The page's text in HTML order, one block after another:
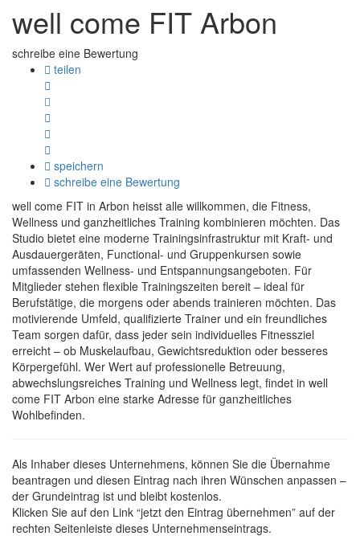
well come FIT Arbon
schreibe eine Bewertung
teilen
speichern
schreibe eine Bewertung
well come FIT in Arbon heisst alle willkommen, die Fitness,
Wellness und ganzheitliches Training kombinieren möchten. Das
Studio bietet eine moderne Trainingsinfrastruktur mit Kraft- und
Ausdauergeräten, Functional- und Gruppenkursen sowie
umfassenden Wellness- und Entspannungsangeboten. Für
Mitglieder stehen flexible Trainingszeiten bereit – ideal für
Berufstätige, die morgens oder abends trainieren möchten. Das
motivierende Umfeld, qualifizierte Trainer und ein freundliches
Team sorgen dafür, dass jeder sein individuelles Fitnessziel
erreicht – ob Muskelaufbau, Gewichtsreduktion oder besseres
Körpergefühl. Wer Wert auf professionelle Betreuung,
abwechslungsreiches Training und Wellness legt, findet in well
come FIT Arbon eine starke Adresse für ganzheitliches
Wohlbefinden.
Als Inhaber dieses Unternehmens, können Sie die Übernahme
beantragen und diesen Eintrag nach ihren Wünschen anpassen –
der Grundeintrag ist und bleibt kostenlos.
Klicken Sie auf den Link “jetzt den Eintrag übernehmen” auf der
rechten Seitenleiste dieses Unternehmenseintrags.